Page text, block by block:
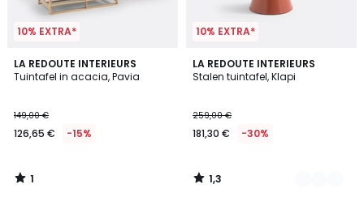
10% EXTRA*
LA REDOUTE INTERIEURS
Tuintafel in acacia, Pavia
149,00 €
126,65 € -15%
1
/
1
/
10% EXTRA*
LA REDOUTE INTERIEURS
Stalen tuintafel, Klapi
259,00 €
181,30 € -30%
1,3
/
2
Kleuren
1,3
/